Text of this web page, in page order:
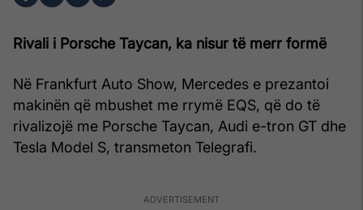
Rivali i Porsche Taycan, ka nisur të merr formë
Në Frankfurt Auto Show, Mercedes e prezantoi
makinën që mbushet me rrymë EQS, që do të
rivalizojë me Porsche Taycan, Audi e-tron GT dhe
Tesla Model S, transmeton Telegrafi.